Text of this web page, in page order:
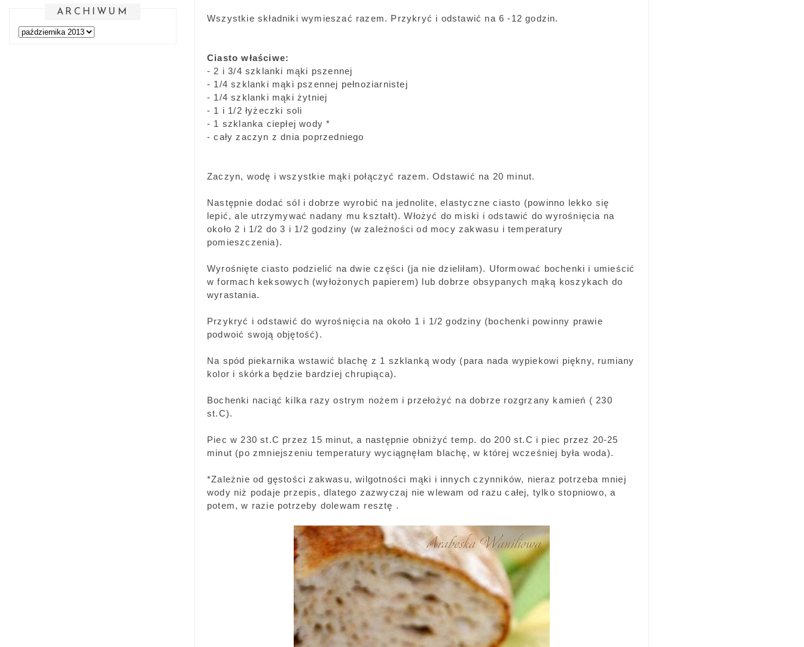
Wszystkie składniki wymieszać razem. Przykryć i odstawić na 6 -12 godzin.
Ciasto właściwe:
- 2 i 3/4 szklanki mąki pszennej
- 1/4 szklanki mąki pszennej pełnoziarnistej
- 1/4 szklanki mąki żytniej
- 1 i 1/2 łyżeczki soli
- 1 szklanka ciepłej wody *
- cały zaczyn z dnia poprzedniego
Zaczyn, wodę i wszystkie mąki połączyć razem. Odstawić na 20 minut.
Następnie dodać sól i dobrze wyrobić na jednolite, elastyczne ciasto (powinno lekko się
lepić, ale utrzymywać nadany mu kształt). Włożyć do miski i odstawić do wyrośnięcia na
około 2 i 1/2 do 3 i 1/2 godziny (w zależności od mocy zakwasu i temperatury
pomieszczenia).
Wyrośnięte ciasto podzielić na dwie części (ja nie dzieliłam). Uformować bochenki i umieścić
w formach keksowych (wyłożonych papierem) lub dobrze obsypanych mąką koszykach do
wyrastania.
Przykryć i odstawić do wyrośnięcia na około 1 i 1/2 godziny (bochenki powinny prawie
podwoić swoją objętość).
Na spód piekarnika wstawić blachę z 1 szklanką wody (para nada wypiekowi piękny, rumiany
kolor i skórka będzie bardziej chrupiąca).
Bochenki naciąć kilka razy ostrym nożem i przełożyć na dobrze rozgrzany kamień ( 230
st.C).
Piec w 230 st.C przez 15 minut, a następnie obniżyć temp. do 200 st.C i piec przez 20-25
minut (po zmniejszeniu temperatury wyciągnęłam blachę, w której wcześniej była woda).
*Zależnie od gęstości zakwasu, wilgotności mąki i innych czynników, nieraz potrzeba mniej
wody niż podaje przepis, dlatego zazwyczaj nie wlewam od razu całej, tylko stopniowo, a
potem, w razie potrzeby dolewam resztę .
ARCHIWUM